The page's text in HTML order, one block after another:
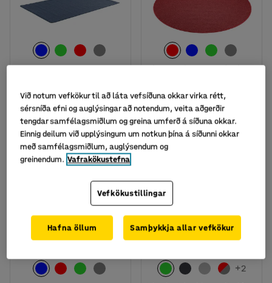
mm, blá
Vörunr.:382184
63.760
Með VSK
KAUPA
Fáanlegt í nokkrum útgáfum
Vörunr.:382165
68.441
Með VSK
KAUPA
+2
Við notum vefkökur til að láta vefsíðuna okkar virka rétt,
sérsníða efni og auglýsingar að notendum, veita aðgerðir
tengdar samfélagsmiðlum og greina umferð á síðuna okkar.
Einnig deilum við upplýsingum um notkun þína á síðunni okkar
með samfélagsmiðlum, auglýsendum og
greinendum. Vafrakökustefna
Vefkökustillingar
Hafna öllum Samþykkja allar vefkökur